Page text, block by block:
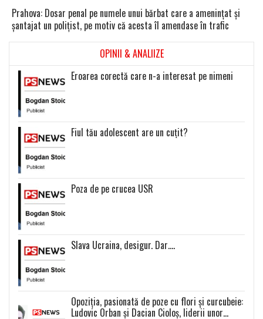
Prahova: Dosar penal pe numele unui bărbat care a ameninţat şi
şantajat un poliţist, pe motiv că acesta îl amendase în trafic
OPINII & ANALIIZE
Eroarea corectă care n-a interesat pe nimeni
Fiul tău adolescent are un cuțit?
Poza de pe crucea USR
Slava Ucraina, desigur. Dar….
Opoziția, pasionată de poze cu flori și curcubeie:
Ludovic Orban și Dacian Cioloș, liderii unor